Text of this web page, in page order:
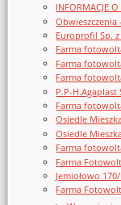
INFORMACJE
Obwieszczenia
Europrofil Sp.
Farma
Farma
Farma
P.P-
Farma
Osiedle
Osiedle
Farma
Farma
Jemiołowo 170/
Farma